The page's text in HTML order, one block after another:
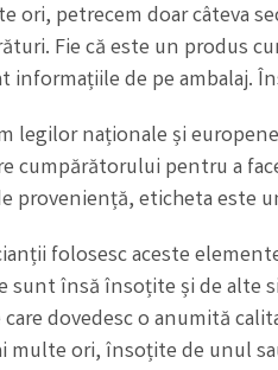
ori, petrecem doar câteva
Fie că este un produs
informațiile de pe ambalaj.
legilor naționale și
cumpărătorului pentru a
proveniență, eticheta este
folosesc aceste
sunt însă însoțite și de alte
dovedesc o anumită
multe ori, însoțite de unul